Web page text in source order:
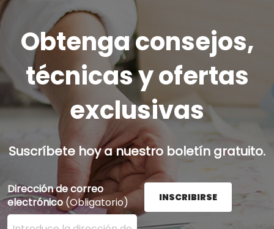
Obtenga consejos,
técnicas y ofertas
exclusivas
Suscríbete hoy a nuestro boletín gratuito.
Dirección de correo
electrónico (Obligatorio)
Ingrese su dirección de correo electrónico aquí y
INSCRIBIRSE